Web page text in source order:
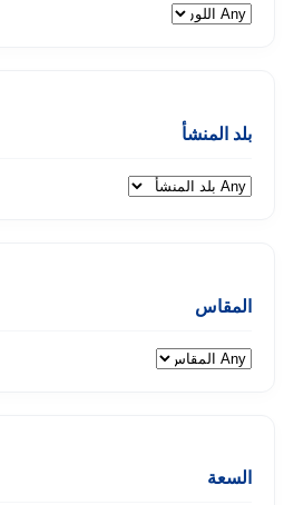
بلد المنشأ
المقاس
السعة